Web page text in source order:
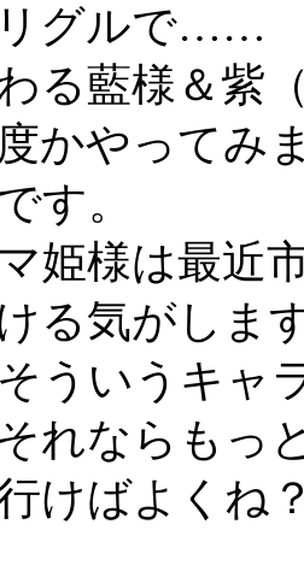
グルで……
る藍様＆紫
かやってみ
す。
姫様は最近
る気がしま
ういうキャ
れならもっ
けばよくね